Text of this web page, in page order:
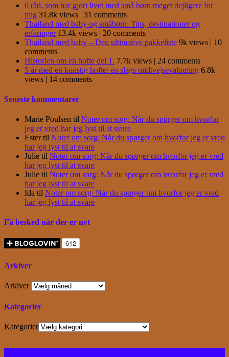
6 råd, som har gjort livet med små børn meget dejligere for
mig 31.8k views | 31 comments
Thailand med baby og småbørn: Tips, destinationer og
erfaringer 13.4k views | 20 comments
Thailand med baby – Den ultimative pakkeliste 9k views | 10
comments
Historien om en hofte del 1. 7.7k views | 24 comments
5 år med en kunstig hofte: en slags midtvejsevaluering 6.8k
views | 14 comments
Seneste kommentarer
Marie Poulsen til Noter om sorg: Når du spørger om hvorfor
jeg er vred har jeg lyst til at svare
Estertil Noter om sorg: Når du spørger om hvorfor jeg er vred
har jeg lyst til at svare
Julie til Noter om sorg: Når du spørger om hvorfor jeg er vred
har jeg lyst til at svare
Julie til Noter om sorg: Når du spørger om hvorfor jeg er vred
har jeg lyst til at svare
Ida til Noter om sorg: Når du spørger om hvorfor jeg er vred
har jeg lyst til at svare
Få besked når der er nyt
Arkiver
Arkiver
Kategorier
Kategorier